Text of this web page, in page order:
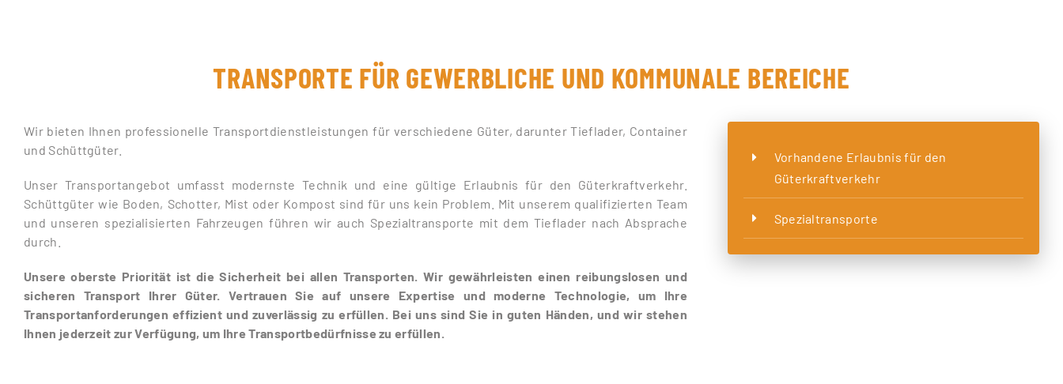
TRANSPORTE FÜR GEWERBLICHE UND KOMMUNALE BEREICHE
Wir bieten Ihnen professionelle Transportdienstleistungen für verschiedene Güter, darunter Tieflader, Container
und Schüttgüter.
Unser Transportangebot umfasst modernste Technik und eine gültige Erlaubnis für den Güterkraftverkehr.
Schüttgüter wie Boden, Schotter, Mist oder Kompost sind für uns kein Problem. Mit unserem qualifizierten Team
und unseren spezialisierten Fahrzeugen führen wir auch Spezialtransporte mit dem Tieflader nach Absprache
durch.
Unsere oberste Priorität ist die Sicherheit bei allen Transporten. Wir gewährleisten einen reibungslosen und
sicheren Transport Ihrer Güter. Vertrauen Sie auf unsere Expertise und moderne Technologie, um Ihre
Transportanforderungen effizient und zuverlässig zu erfüllen. Bei uns sind Sie in guten Händen, und wir stehen
Ihnen jederzeit zur Verfügung, um Ihre Transportbedürfnisse zu erfüllen.
Vorhandene Erlaubnis für den
Güterkraftverkehr
Spezialtransporte